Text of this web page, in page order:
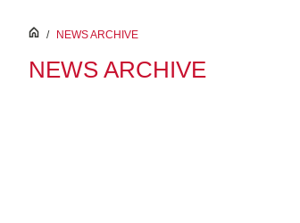
inici
/ NEWS ARCHIVE
NEWS ARCHIVE